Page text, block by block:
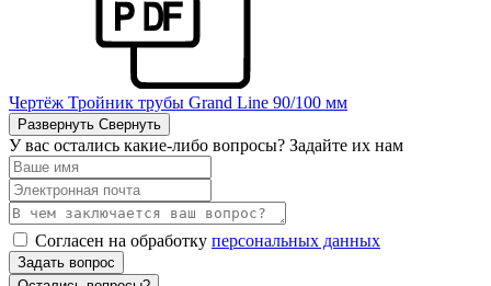
Чертёж Тройник трубы Grand Line 90/100 мм
Развернуть Свернуть
У вас остались какие-либо вопросы? Задайте их нам
Согласен на обработку персональных данных
Задать вопрос